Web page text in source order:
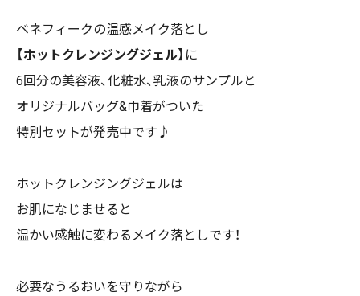
ベネフィークの温感メイク落とし
【ホットクレンジングジェル】 に
6回分の美容液、化粧水、乳液のサンプルと
オリジナルバッグ&巾着がついた
特別セットが発売中です♪
ホットクレンジングジェルは
お肌になじませると
温かい感触に変わるメイク落としです！
必要なうるおいを守りながら